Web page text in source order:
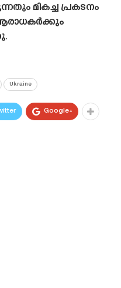
മികച്ച പ്രകടനം
Ukraine
Google+